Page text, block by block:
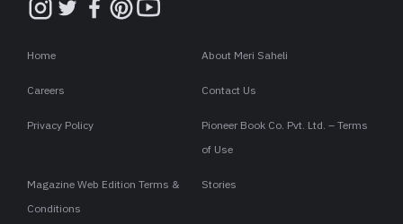
Home About Meri Saheli
Careers Contact Us
Privacy Policy
Pioneer Book Co. Pvt. Ltd. – Terms
of Use
Magazine Web Edition Terms &
Conditions
Stories